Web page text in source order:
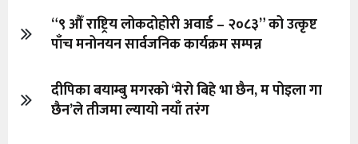
“९ औँ राष्ट्रिय लोकदोहोरी अवार्ड – २०८३” को उत्कृष्ट
पाँच मनोनयन सार्वजनिक कार्यक्रम सम्पन्न
दीपिका बयाम्बु मगरको ‘मेरो बिहे भा छैन, म पोइला गा
छैन’ले तीजमा ल्यायो नयाँ तरंग